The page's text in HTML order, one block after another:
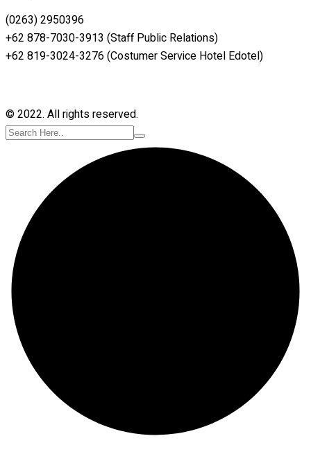
(0263) 2950396
+62 878-7030-3913 (Staff Public Relations)
+62 819-3024-3276 (Costumer Service Hotel Edotel)
© 2022. All rights reserved.